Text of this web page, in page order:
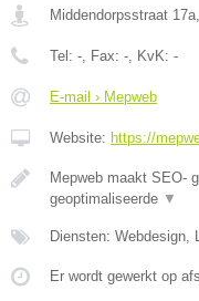
Middendorpsstraat 17a,
Tel: -, Fax: -, KvK: -
E-mail › Mepweb
Website: https://
Mepweb maakt SEO-
geoptimaliseerde ▼
Diensten: Webdesign,
Er wordt gewerkt op